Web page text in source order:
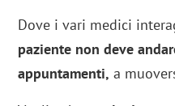
Dove i vari medici
paziente non deve
appuntamenti, a